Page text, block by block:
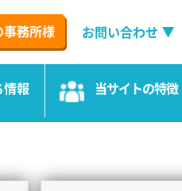
務所様 お問い合わせ
情報 当サイトの特徴